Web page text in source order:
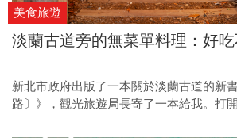
美食旅遊
淡蘭古道旁的無菜單料理：好
新北市政府出版了一本關於淡蘭古道的新
路〕》，觀光旅遊局長寄了一本給我。打